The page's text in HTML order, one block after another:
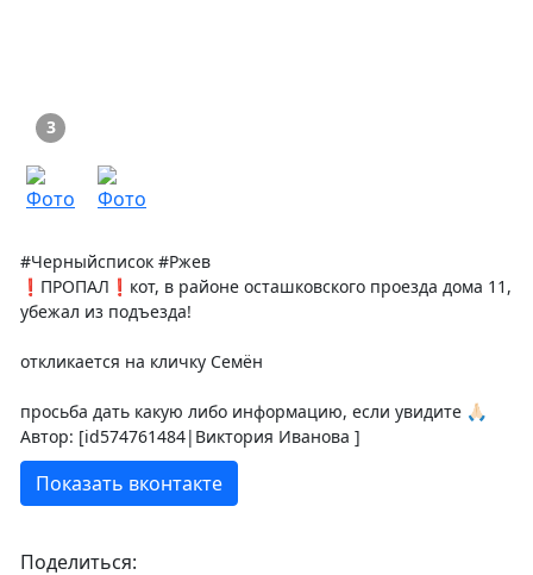
3
#Черныйсписок #Ржев
❗️ПРОПАЛ❗️кот, в районе осташковского проезда дома 11,
убежал из подъезда!
откликается на кличку Семён
просьба дать какую либо информацию, если увидите 🙏🏻
Автор: [id574761484|Виктория Иванова ]
Показать вконтакте
Поделиться: